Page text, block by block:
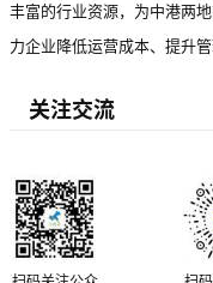
丰富的行业资源，为中港两
力企业降低运营成本、提升
关注交流